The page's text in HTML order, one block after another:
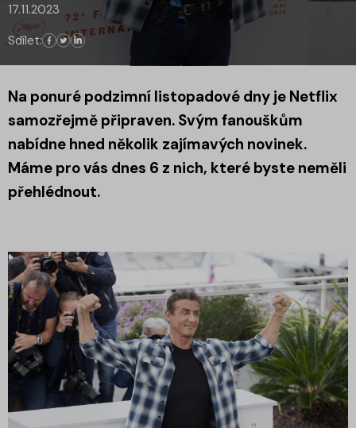
17.11.2023
Sdílet:
Na ponuré podzimní listopadové dny je Netflix
samozřejmě připraven. Svým fanouškům
nabídne hned několik zajímavých novinek.
Máme pro vás dnes 6 z nich, které byste neměli
přehlédnout.